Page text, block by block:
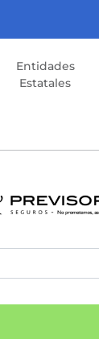
Entidades
Estatales